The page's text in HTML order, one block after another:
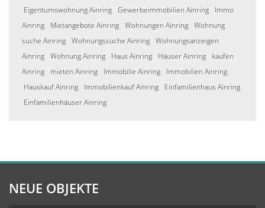
Eigentumswohnung Ainring Gewerbeimmobilien Ainring
Immo
Ainring
Mietangebote Ainring Wohnungen Ainring Wohnung
suche Ainring Wohnungssuche Ainring Wohnungsanzeigen
Ainring Wohnung Ainring Haus Ainring Häuser Ainring
kaufen
Ainring
mieten Ainring Immobilie Ainring
Immobilien Ainring
Hauskauf Ainring
Immobilienkauf Ainring
Einfamilienhaus Ainring
Einfamilienhäuser Ainring
NEUE OBJEKTE